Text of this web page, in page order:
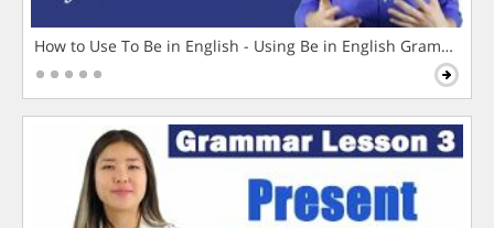
How to Use To Be in English - Using Be in English Grammar